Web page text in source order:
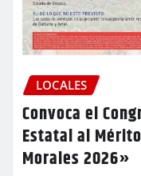
LOCALES
Convoca el
Estatal al
Morales 2026»